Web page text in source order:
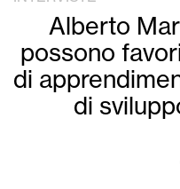
Alberto
possono
di
di